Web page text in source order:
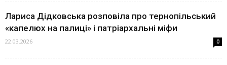
Лариса Дідковська розповіла про тернопільський
«капелюх на палиці» і патріархальні міфи
22.03.2026 0